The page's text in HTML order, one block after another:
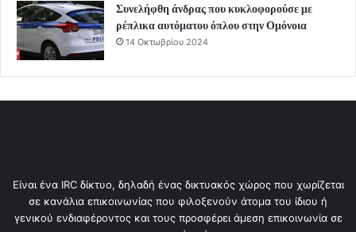
Συνελήφθη άνδρας που κυκλοφορούσε με
ρέπλικα αυτόματου όπλου στην Ομόνοια
14 Οκτωβρίου 2024
Είναι ένα IRC δίκτυο, δηλαδή ένας δικτυακός χώρος που χωρίζεται
σε κανάλια επικοινωνίας που φιλοξενούν άτομα του ίδιου ή
γενικού ενδιαφέροντος και τους προσφέρει άμεση επικοινωνία σε